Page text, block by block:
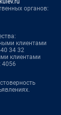
органов:
клиентами
34 32
клиентами
4056